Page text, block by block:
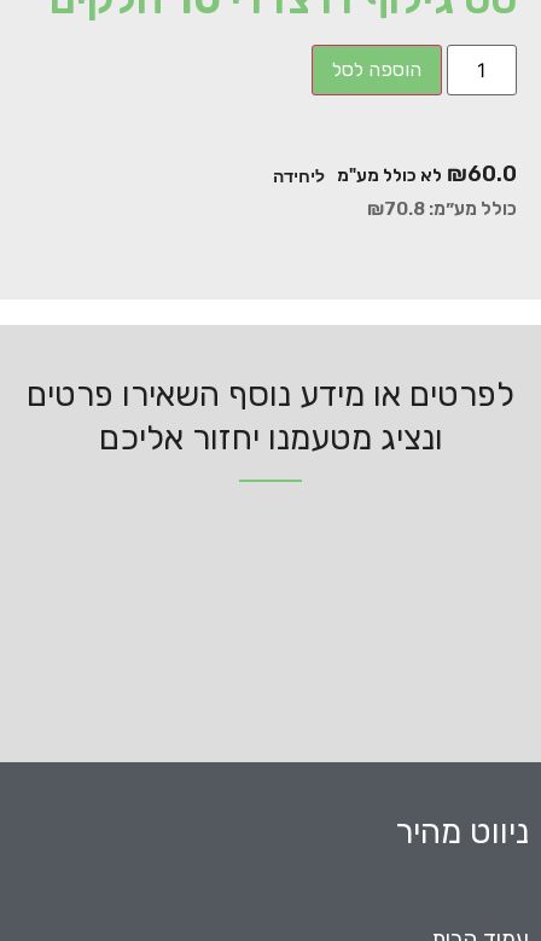
הוספה לסל
₪60.0 לא כולל מע"מ
כולל מע״מ: ₪70.8
ליחידה
לפרטים או מידע נוסף השאירו פרטים
ונציג מטעמנו יחזור אליכם
ניווט מהיר